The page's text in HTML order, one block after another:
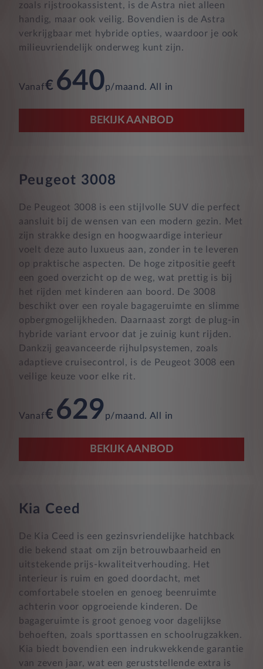
zoals rijstrookassistent, is de Astra niet alleen
handig, maar ook veilig. Bovendien is de Astra
verkrijgbaar met hybride opties, waardoor je ook
milieuvriendelijk onderweg kunt zijn.
Vanaf€ 640p/maand. All in
BEKIJK AANBOD
Peugeot 3008
De Peugeot 3008 is een stijlvolle SUV die perfect
aansluit bij de wensen van een modern gezin. Met
zijn strakke design en hoogwaardige interieur
voelt deze auto luxueus aan, zonder in te leveren
op praktische aspecten. De hoge zitpositie geeft
een goed overzicht op de weg, wat prettig is bij
het rijden met kinderen aan boord. De 3008
beschikt over een royale bagageruimte en slimme
opbergmogelijkheden. Daarnaast zorgt de plug-in
hybride variant ervoor dat je zuinig kunt rijden.
Dankzij geavanceerde rijhulpsystemen, zoals
adaptieve cruisecontrol, is de Peugeot 3008 een
veilige keuze voor elke rit.
Vanaf€ 629p/maand. All in
BEKIJK AANBOD
Kia Ceed
De Kia Ceed is een gezinsvriendelijke hatchback
die bekend staat om zijn betrouwbaarheid en
uitstekende prijs-kwaliteitverhouding. Het
interieur is ruim en goed doordacht, met
comfortabele stoelen en genoeg beenruimte
achterin voor opgroeiende kinderen. De
bagageruimte is groot genoeg voor dagelijkse
behoeften, zoals sporttassen en schoolrugzakken.
Kia biedt bovendien een indrukwekkende garantie
van zeven jaar, wat een geruststellende extra is